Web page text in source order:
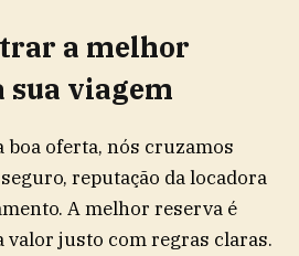
a melhor
sua viagem
oferta, nós cruzamos
reputação da locadora
A melhor reserva é
valor justo com regras claras.